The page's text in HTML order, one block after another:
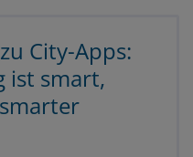
City-Apps:
ist smart,